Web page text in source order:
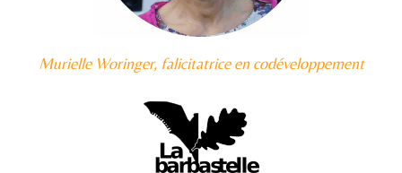
Murielle Woringer, falicitatrice en codéveloppement